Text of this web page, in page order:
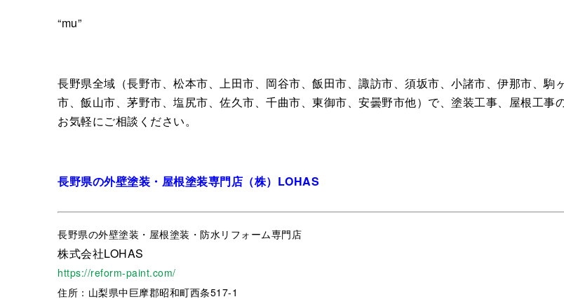
“mu”
長野県全域（長野市、松本市、上田市、岡谷市、飯田市、諏訪市、須坂市、小諸市、伊那市、駒
市、飯山市、茅野市、塩尻市、佐久市、千曲市、東御市、安曇野市他）で、塗装工事、屋根工事
お気軽にご相談ください。
長野県の外壁塗装・屋根塗装専門店（株）LOHAS
長野県の外壁塗装・屋根塗装・防水リフォーム専門店
株式会社LOHAS
https://reform-paint.com/
住所：山梨県中巨摩郡昭和町西条517-1